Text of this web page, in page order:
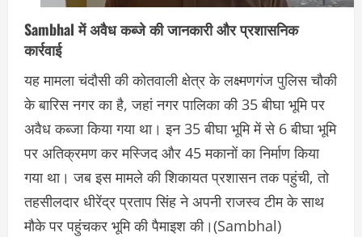
Sambhal में अवैध कब्जे की जानकारी और प्रशासनिक
कार्रवाई
यह मामला चंदौसी की कोतवाली क्षेत्र के लक्ष्मणगंज पुलिस चौकी
के बारिस नगर का है, जहां नगर पालिका की 35 बीघा भूमि पर
अवैध कब्जा किया गया था। इन 35 बीघा भूमि में से 6 बीघा भूमि
पर अतिक्रमण कर मस्जिद और 45 मकानों का निर्माण किया
गया था। जब इस मामले की शिकायत प्रशासन तक पहुंची, तो
तहसीलदार धीरेंद्र प्रताप सिंह ने अपनी राजस्व टीम के साथ
मौके पर पहुंचकर भूमि की पैमाइश की।(Sambhal)